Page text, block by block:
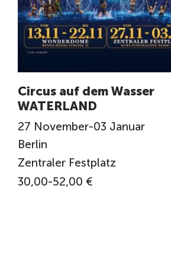
Circus auf dem Wasser
WATERLAND
27 November-03 Januar
Berlin
Zentraler Festplatz
30,00-52,00 €